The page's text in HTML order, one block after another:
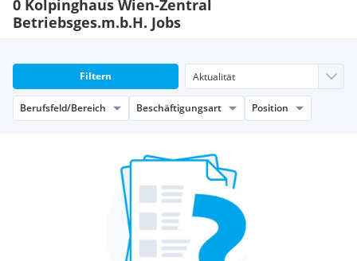
0 Kolpinghaus Wien-Zentral
Betriebsges.m.b.H. Jobs
Filtern
Berufsfeld/Bereich Beschäftigungsart Position